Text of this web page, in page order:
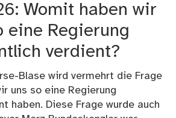
Womit haben wir
eine Regierung
verdient?
Blase wird vermehrt die Frage
uns so eine Regierung
haben. Diese Frage wurde auch